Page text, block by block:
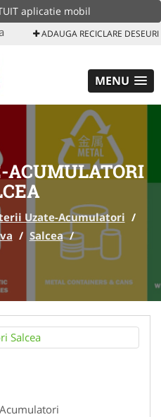
aplicatie mobil
ADAUGA RECICLARE DESEURI
MENU
ACUMULATORI
Uzate-Acumulatori /
/ Salcea /